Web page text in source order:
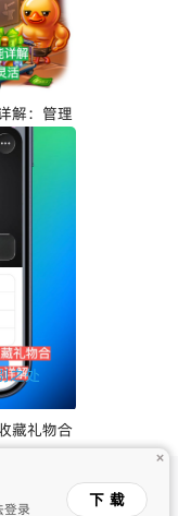
体验提
解：管理
藏礼物合
解
之处
下载最新的
网，享受高效、安全
登录 下载
+